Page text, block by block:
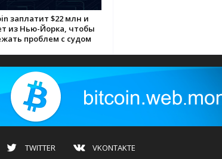
заплатит $22 млн и
из Нью-Йорка, чтобы
проблем с судом
TWITTER VKONTAKTE